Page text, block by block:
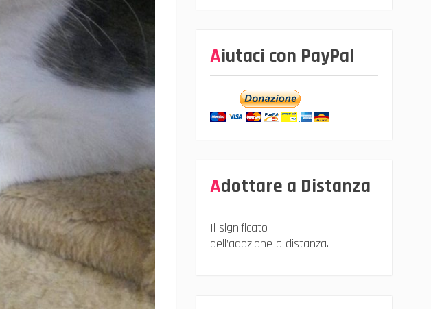
Aiutaci con PayPal
Adottare a Distanza
Il significato
dell’adozione a distanza.